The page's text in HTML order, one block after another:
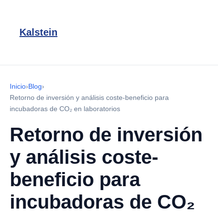
Kalstein
Inicio›Blog›
Retorno de inversión y análisis coste-beneficio para
incubadoras de CO₂ en laboratorios
Retorno de inversión
y análisis coste-
beneficio para
incubadoras de CO₂